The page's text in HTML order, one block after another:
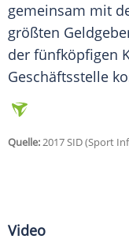
gemeinsam mit
größten
der fünfköpfigen
Geschäftsstelle
Quelle:2017 SID (Sport
Video